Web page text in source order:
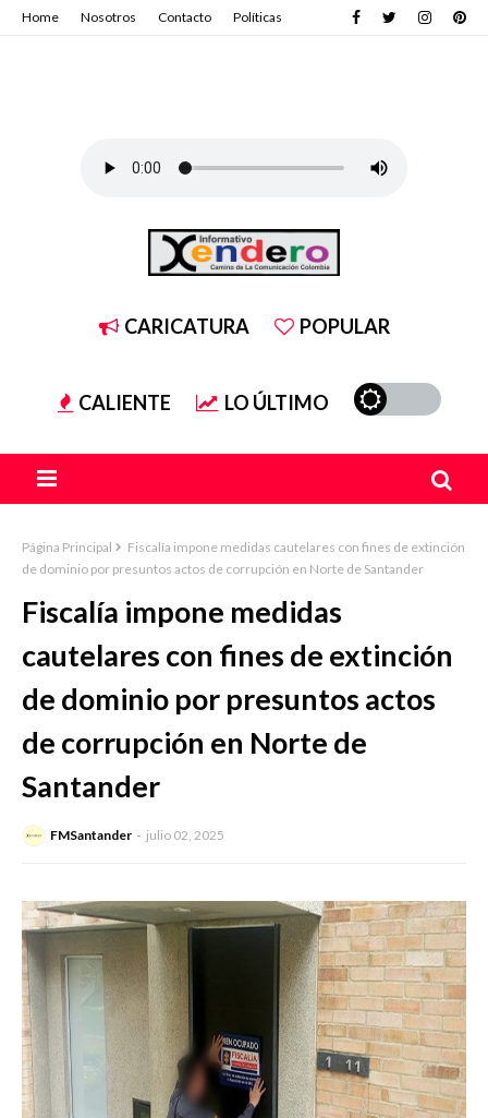
Home Nosotros Contacto Políticas
CARICATURA POPULAR
CALIENTE LO ÚLTIMO
Página Principal
Fiscalía impone medidas cautelares con fines de extinción
de dominio por presuntos actos de corrupción en Norte de Santander
Fiscalía impone medidas
cautelares con fines de extinción
de dominio por presuntos actos
de corrupción en Norte de
Santander
FMSantander julio 02, 2025